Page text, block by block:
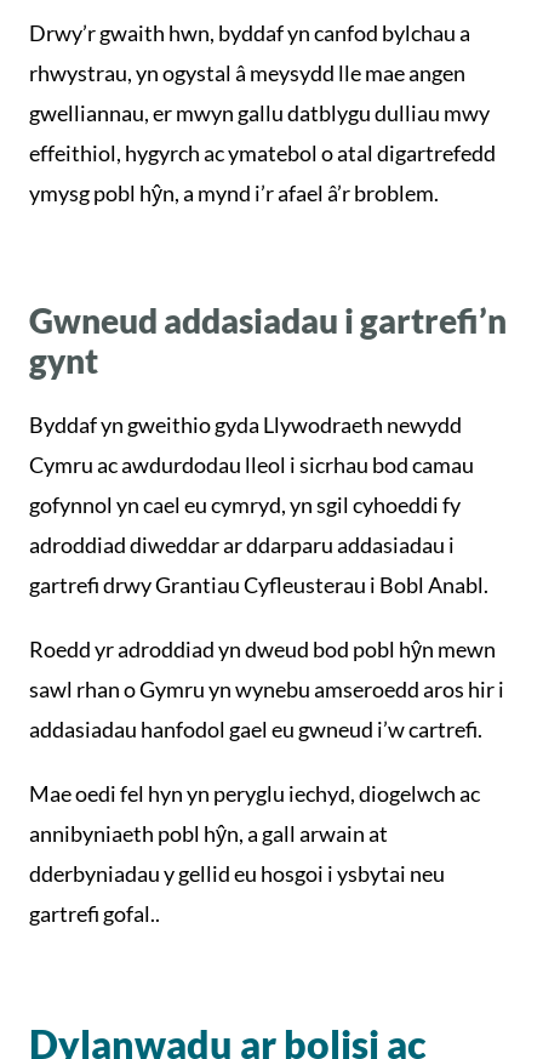
Drwy’r gwaith hwn, byddaf yn canfod bylchau a
rhwystrau, yn ogystal â meysydd lle mae angen
gwelliannau, er mwyn gallu datblygu dulliau mwy
effeithiol, hygyrch ac ymatebol o atal digartrefedd
ymysg pobl hŷn, a mynd i’r afael â’r broblem.
Gwneud addasiadau i gartrefi’n
gynt
Byddaf yn gweithio gyda Llywodraeth newydd
Cymru ac awdurdodau lleol i sicrhau bod camau
gofynnol yn cael eu cymryd, yn sgil cyhoeddi fy
adroddiad diweddar ar ddarparu addasiadau i
gartrefi drwy Grantiau Cyfleusterau i Bobl Anabl.
Roedd yr adroddiad yn dweud bod pobl hŷn mewn
sawl rhan o Gymru yn wynebu amseroedd aros hir i
addasiadau hanfodol gael eu gwneud i’w cartrefi.
Mae oedi fel hyn yn peryglu iechyd, diogelwch ac
annibyniaeth pobl hŷn, a gall arwain at
dderbyniadau y gellid eu hosgoi i ysbytai neu
gartrefi gofal..
Dylanwadu ar bolisi ac